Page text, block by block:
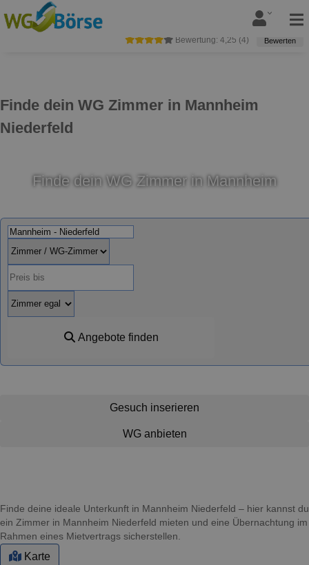
Finde dein WG Zimmer in Mannheim
Niederfeld
Bewertung: 4,25 (4) Bewerten
Finde dein WG Zimmer in Mannheim
Angebote finden
Gesuch inserieren
WG anbieten
Finde deine ideale Unterkunft in Mannheim Niederfeld – hier kannst du
ein Zimmer in Mannheim Niederfeld mieten und eine Übernachtung im
Rahmen eines Mietvertrags sicherstellen.
Karte